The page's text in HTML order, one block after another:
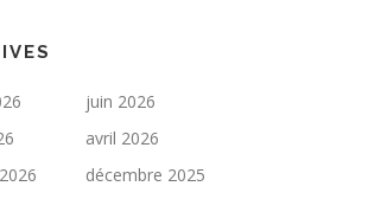
juin 2026
avril 2026
décembre 2025